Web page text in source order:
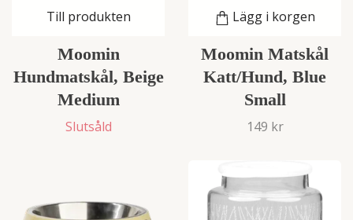
Till produkten
Moomin
Hundmatskål, Beige
Medium
Slutsåld
Lägg i korgen
Moomin Matskål
Katt/Hund, Blue
Small
149 kr